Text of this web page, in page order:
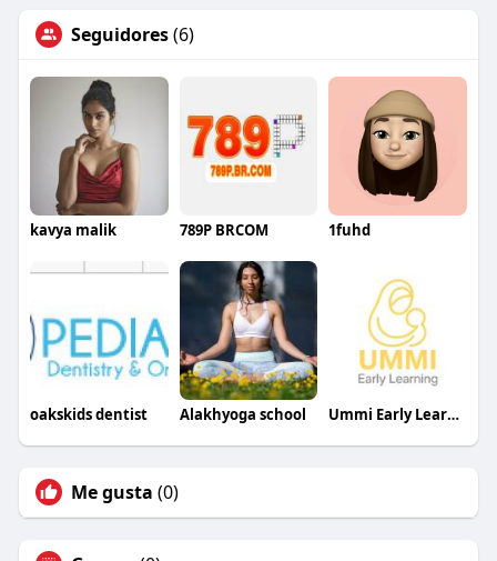
Seguidores(6)
kavya malik 789P BRCOM 1fuhd
oakskids dentist Alakhyoga school Ummi Early Learning
Me gusta (0)